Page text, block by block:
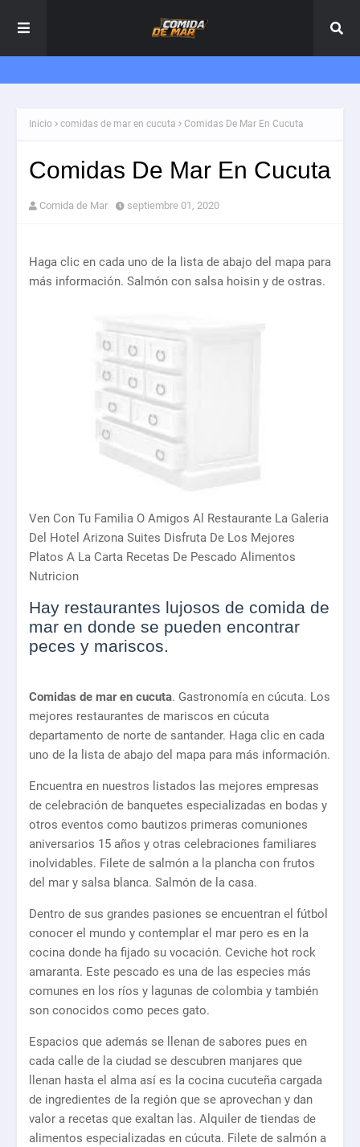
Inicio comidas de mar en cucuta Comidas De Mar En Cucuta
Comidas De Mar En Cucuta
Comida de Mar septiembre 01, 2020
Haga clic en cada uno de la lista de abajo del mapa para
más información. Salmón con salsa hoisin y de ostras.
Ven Con Tu Familia O Amigos Al Restaurante La Galeria
Del Hotel Arizona Suites Disfruta De Los Mejores
Platos A La Carta Recetas De Pescado Alimentos
Nutricion
Hay restaurantes lujosos de comida de
mar en donde se pueden encontrar
peces y mariscos.
Comidas de mar en cucuta. Gastronomía en cúcuta. Los
mejores restaurantes de mariscos en cúcuta
departamento de norte de santander. Haga clic en cada
uno de la lista de abajo del mapa para más información.
Encuentra en nuestros listados las mejores empresas
de celebración de banquetes especializadas en bodas y
otros eventos como bautizos primeras comuniones
aniversarios 15 años y otras celebraciones familiares
inolvidables. Filete de salmón a la plancha con frutos
del mar y salsa blanca. Salmón de la casa.
Dentro de sus grandes pasiones se encuentran el fútbol
conocer el mundo y contemplar el mar pero es en la
cocina donde ha fijado su vocación. Ceviche hot rock
amaranta. Este pescado es una de las especies más
comunes en los ríos y lagunas de colombia y también
son conocidos como peces gato.
Espacios que además se llenan de sabores pues en
cada calle de la ciudad se descubren manjares que
llenan hasta el alma así es la cocina cucuteña cargada
de ingredientes de la región que se aprovechan y dan
valor a recetas que exaltan las. Alquiler de tiendas de
alimentos especializadas en cúcuta. Filete de salmón a